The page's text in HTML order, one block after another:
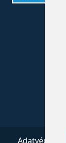
Adatvédelem